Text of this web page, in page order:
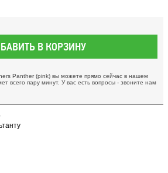
В КОРЗИНУ
Panther (pink) вы можете прямо сейчас в нашем
всего пару минут. У вас есть вопросы - звоните нам